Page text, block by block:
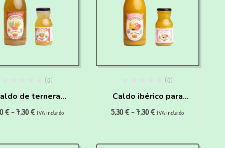
(0)
de ternera
digestiones”
€-7,30€ IVA incluido
(0)
Caldo ibérico para
perros Deportistas y
5,30€-7,30€ IVA incluido